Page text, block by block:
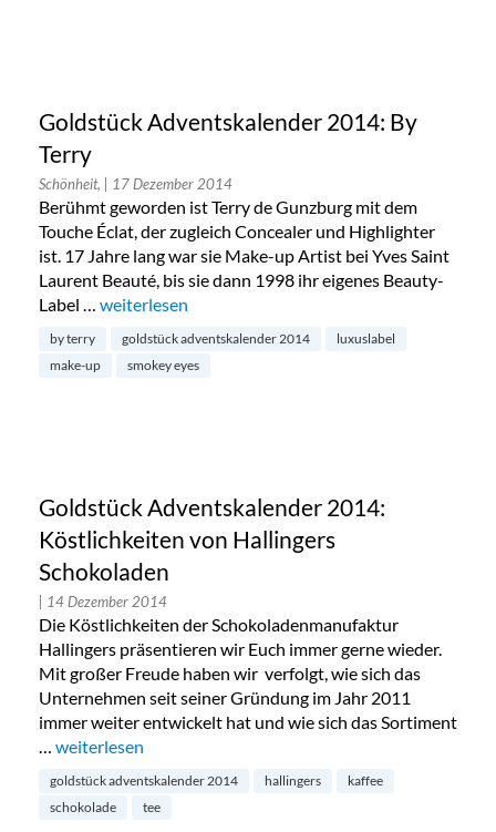
Goldstück Adventskalender 2014: By
Terry
Schönheit, | 17 Dezember 2014
Berühmt geworden ist Terry de Gunzburg mit dem
Touche Éclat, der zugleich Concealer und Highlighter
ist. 17 Jahre lang war sie Make-up Artist bei Yves Saint
Laurent Beauté, bis sie dann 1998 ihr eigenes Beauty-
Label … „Goldstück Adventskalender 2014: By Terry“
weiterlesen
by terry goldstück adventskalender 2014
luxuslabel
make-up
smokey eyes
Goldstück Adventskalender 2014:
Köstlichkeiten von Hallingers
Schokoladen
| 14 Dezember 2014
Die Köstlichkeiten der Schokoladenmanufaktur
Hallingers präsentieren wir Euch immer gerne wieder.
Mit großer Freude haben wir verfolgt, wie sich das
Unternehmen seit seiner Gründung im Jahr 2011
immer weiter entwickelt hat und wie sich das Sortiment
… „Goldstück Adventskalender 2014: Köstlichkeiten von
weiterlesen
goldstück adventskalender 2014 hallingers
kaffee
schokolade
tee